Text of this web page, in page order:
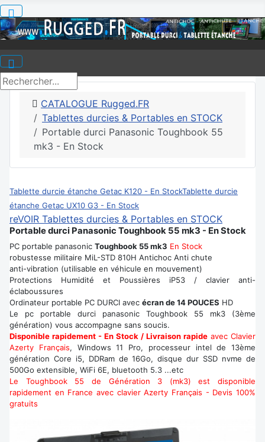
CATALOGUE Rugged.FR
Tablettes durcies & Portables en STOCK
Portable durci Panasonic Toughbook 55
mk3 - En Stock
Tablette durcie étanche Getac K120 - En StockTablette durcie
étanche Getac UX10 G3 - En Stock
reVOIR Tablettes durcies & Portables en STOCK
Portable durci Panasonic Toughbook 55 mk3 - En Stock
PC portable panasonic Toughbook 55 mk3 En Stock
robustesse militaire MiL-STD 810H Antichoc Anti chute
anti-vibration (utilisable en véhicule en mouvement)
Protections Humidité et Poussières iP53 / clavier anti-
éclaboussures
Ordinateur portable PC DURCI avec écran de 14 POUCES HD
Le pc portable durci panasonic Toughbook 55 mk3 (3ème
génération) vous accompagne sans soucis.
Disponible rapidement - En Stock / Livraison rapide avec Clavier
Azerty Français, Windows 11 Pro, processeur intel de 13ème
génération Core i5, DDRam de 16Go, disque dur SSD nvme de
500Go extensible, WiFi 6E, bluetooth 5.3 ...etc
Le Toughbook 55 de Génération 3 (mk3) est disponible
rapidement en France avec clavier Azerty Français - Devis 100%
gratuits